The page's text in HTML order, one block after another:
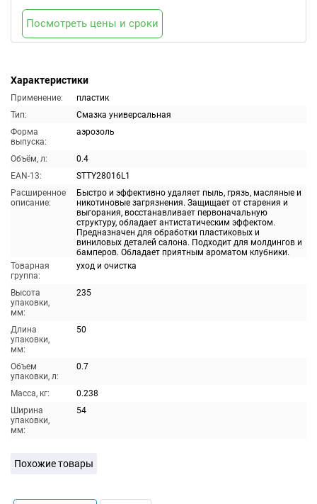
Характеристики
Применение:
пластик
Тип:
Смазка универсальная
Форма
выпуска:
аэрозоль
Объём, л:
0.4
EAN-13:
STTY28016L1
Расширенное
описание:
Быстро и эффективно удаляет пыль, грязь, масляные и
никотиновые загрязнения. Защищает от старения и
выгорания, восстанавливает первоначальную
структуру, обладает антистатическим эффектом.
Предназначен для обработки пластиковых и
виниловых деталей салона. Подходит для молдингов и
бамперов. Обладает приятным ароматом клубники.
Товарная
группа:
уход и очистка
Высота
упаковки,
мм:
235
Длина
упаковки,
мм:
50
Объем
упаковки, л:
0.7
Масса, кг:
0.238
Ширина
упаковки,
мм:
54
Посмотреть цены и сроки
Похожие товары